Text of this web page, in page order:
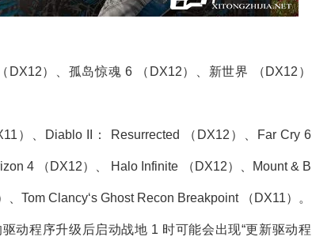
）、孤岛惊魂 6 （DX12）、新世界 （DX12）
）、Diablo II： Resurrected （DX12）、Far Cry 6
4 （DX12）、 Halo Infinite （DX12）、Mount & B
Tom Clancy‘s Ghost Recon Breakpoint （DX11）。
程序升级后启动战地 1 时可能会出现“更新驱动程